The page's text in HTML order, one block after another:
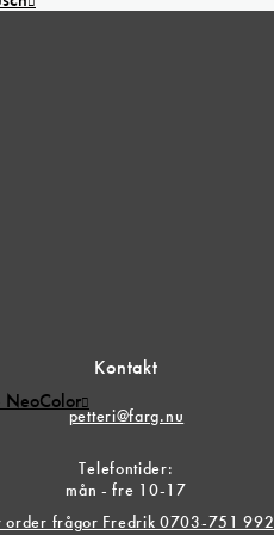
NeoColor
Kontakt
petteri@farg.nu
Telefontider:
mån - fre 10-17
order frågor Fredrik 0703-751 992